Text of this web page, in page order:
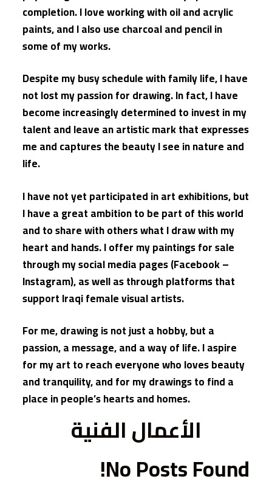
completion. I love working with oil and acrylic
paints, and I also use charcoal and pencil in
some of my works.
Despite my busy schedule with family life, I have
not lost my passion for drawing. In fact, I have
become increasingly determined to invest in my
talent and leave an artistic mark that expresses
me and captures the beauty I see in nature and
life.
I have not yet participated in art exhibitions, but
I have a great ambition to be part of this world
and to share with others what I draw with my
heart and hands. I offer my paintings for sale
through my social media pages (Facebook –
Instagram), as well as through platforms that
support Iraqi female visual artists.
For me, drawing is not just a hobby, but a
passion, a message, and a way of life. I aspire
for my art to reach everyone who loves beauty
and tranquility, and for my drawings to find a
place in people’s hearts and homes.
الأعمال الفنية
No Posts Found!